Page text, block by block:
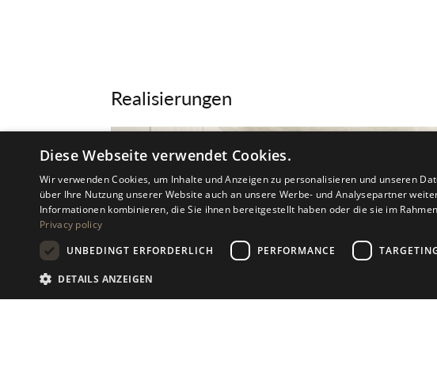
Realisierungen
Diese Webseite verwendet Cookies.
Wir verwenden Cookies, um Inhalte und Anzeigen zu personalisieren und unseren
über Ihre Nutzung unserer Website auch an unsere Werbe- und Analysepartner
Informationen kombinieren, die Sie ihnen bereitgestellt haben oder die sie im
Privacy policy
UNBEDINGT ERFORDERLICH
PERFORMANCE
DETAILS ANZEIGEN